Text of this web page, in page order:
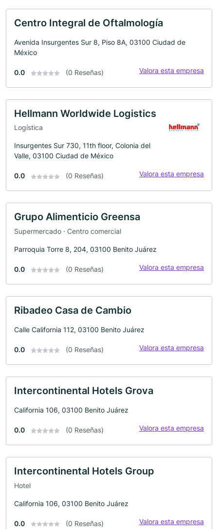
Centro Integral de Oftalmología
Avenida Insurgentes Sur 8, Piso 8A, 03100 Ciudad de
México
0.0 (0 Reseñas) Valora esta empresa
Hellmann Worldwide Logistics
Logística
Insurgentes Sur 730, 11th floor, Colonia del
Valle, 03100 Ciudad de México
0.0 (0 Reseñas) Valora esta empresa
Grupo Alimenticio Greensa
Supermercado · Centro comercial
Parroquia Torre 8, 204, 03100 Benito Juárez
0.0 (0 Reseñas) Valora esta empresa
Ribadeo Casa de Cambio
Calle California 112, 03100 Benito Juárez
0.0 (0 Reseñas) Valora esta empresa
Intercontinental Hotels Grova
California 106, 03100 Benito Juárez
0.0 (0 Reseñas) Valora esta empresa
Intercontinental Hotels Group
Hotel
California 106, 03100 Benito Juárez
0.0 (0 Reseñas) Valora esta empresa